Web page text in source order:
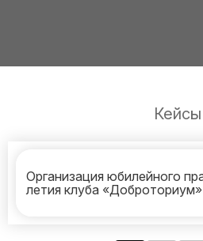
Кейсы
Организация юбилейного
летия клуба «Доброториум»